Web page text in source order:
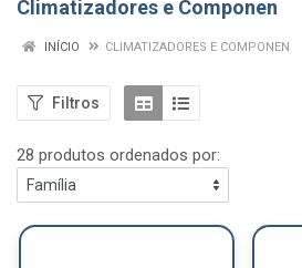
Climatizadores e Componen
INÍCIO CLIMATIZADORES E COMPONEN
Filtros
28 produtos ordenados por: